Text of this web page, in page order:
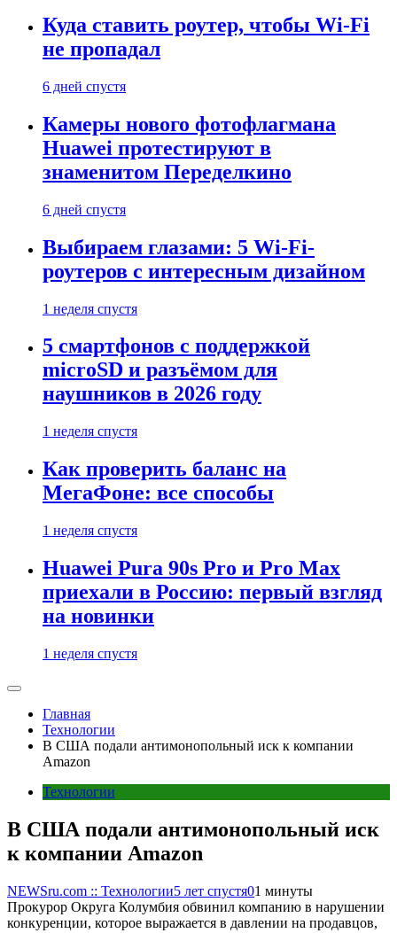
Куда ставить роутер, чтобы Wi-Fi
не пропадал
6 дней спустя
Камеры нового фотофлагмана
Huawei протестируют в
знаменитом Переделкино
6 дней спустя
Выбираем глазами: 5 Wi-Fi-
роутеров с интересным дизайном
1 неделя спустя
5 смартфонов с поддержкой
microSD и разъёмом для
наушников в 2026 году
1 неделя спустя
Как проверить баланс на
МегаФоне: все способы
1 неделя спустя
Huawei Pura 90s Pro и Pro Max
приехали в Россию: первый взгляд
на новинки
1 неделя спустя
Главная
Технологии
В США подали антимонопольный иск к компании
Amazon
Технологии
В США подали антимонопольный иск
к компании Amazon
NEWSru.com :: Технологии5 лет спустя01 минуты
Прокурор Округа Колумбия обвинил компанию в нарушении
конкуренции, которое выражается в давлении на продавцов,